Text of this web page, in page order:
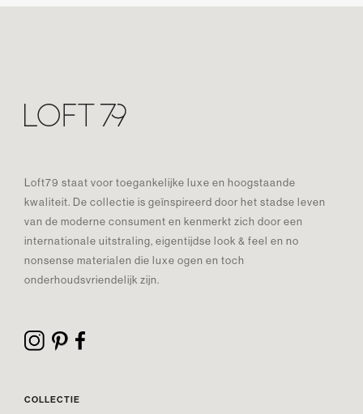
Loft79 staat voor toegankelijke luxe en hoogstaande
kwaliteit. De collectie is geïnspireerd door het stadse leven
van de moderne consument en kenmerkt zich door een
internationale uitstraling, eigentijdse look & feel en no
nonsense materialen die luxe ogen en toch
onderhoudsvriendelijk zijn.
COLLECTIE